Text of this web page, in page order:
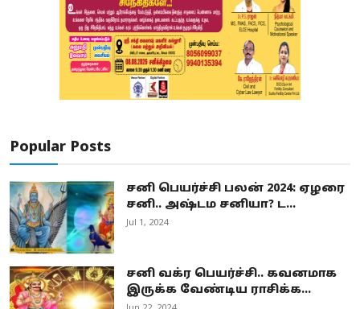
Popular Posts
சனி பெயர்ச்சி பலன் 2024: ஏழரை
சனி.. அஷ்டம சனியா? ட...
Jul 1, 2024
சனி வக்ர பெயர்ச்சி.. கவனமாக
இருக்க வேண்டிய ராசிக்க...